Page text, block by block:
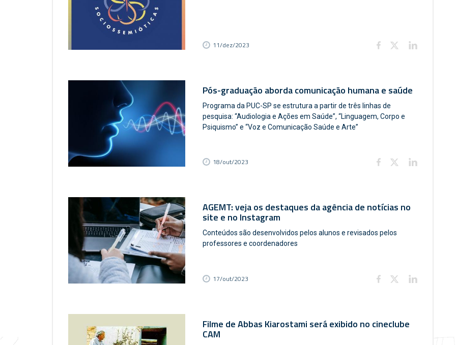
11/dez/2023
Pós-graduação aborda comunicação humana e saúde
Programa da PUC-SP se estrutura a partir de três linhas de
pesquisa: “Audiologia e Ações em Saúde”, “Linguagem, Corpo e
Psiquismo” e “Voz e Comunicação Saúde e Arte”
18/out/2023
AGEMT: veja os destaques da agência de notícias no
site e no Instagram
Conteúdos são desenvolvidos pelos alunos e revisados pelos
professores e coordenadores
17/out/2023
Filme de Abbas Kiarostami será exibido no cineclube
CAM